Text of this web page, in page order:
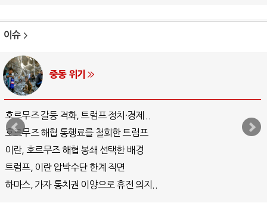
이슈
중동 위기
호르무즈 갈등 격화, 트럼프 정치·경제 ..
호르무즈 해협 통행료를 철회한 트럼프
이란, 호르무즈 해협 봉쇄 선택한 배경
트럼프, 이란 압박수단 한계 직면
하마스, 가자 통치권 이양으로 휴전 의지..